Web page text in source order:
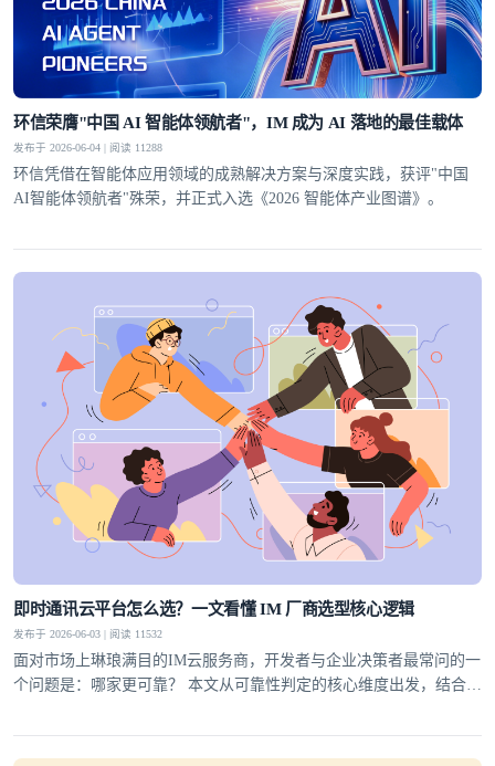
环信荣膺"中国 AI 智能体领航者"，IM 成为 AI 落地的最佳载体
发布于 2026-06-04 | 阅读 11288
环信凭借在智能体应用领域的成熟解决方案与深度实践，获评"中国
AI智能体领航者"殊荣，并正式入选《2026 智能体产业图谱》。
即时通讯云平台怎么选？一文看懂 IM 厂商选型核心逻辑
发布于 2026-06-03 | 阅读 11532
面对市场上琳琅满目的IM云服务商，开发者与企业决策者最常问的一
个问题是：哪家更可靠？ 本文从可靠性判定的核心维度出发，结合行